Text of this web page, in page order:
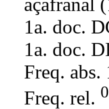
1a. doc.
1a. doc.
Freq. abs.
Freq. rel.